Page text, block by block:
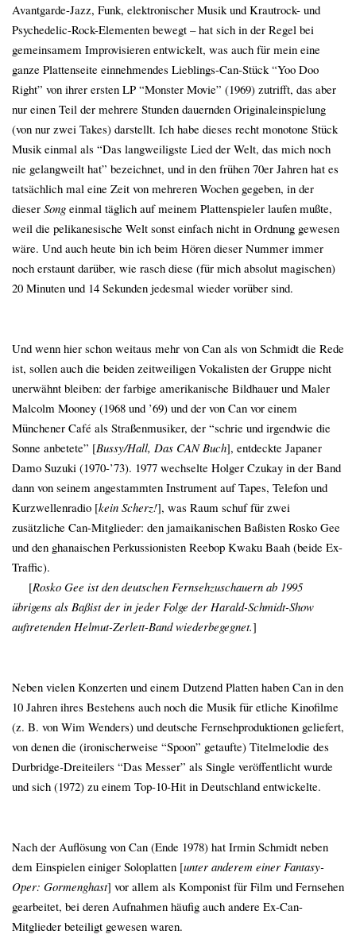
Avantgarde-Jazz, Funk, elektronischer Musik und Krautrock- und
Psychedelic-Rock-Elementen bewegt – hat sich in der Regel bei
gemeinsamem Improvisieren entwickelt, was auch für mein eine
ganze Plattenseite einnehmendes Lieblings-Can-Stück “Yoo Doo
Right” von ihrer ersten LP “Monster Movie” (1969) zutrifft, das aber
nur einen Teil der mehrere Stunden dauernden Originaleinspielung
(von nur zwei Takes) darstellt. Ich habe dieses recht monotone Stück
Musik einmal als “Das langweiligste Lied der Welt, das mich noch
nie gelangweilt hat” bezeichnet, und in den frühen 70er Jahren hat es
tatsächlich mal eine Zeit von mehreren Wochen gegeben, in der
dieser Song einmal täglich auf meinem Plattenspieler laufen mußte,
weil die pelikanesische Welt sonst einfach nicht in Ordnung gewesen
wäre. Und auch heute bin ich beim Hören dieser Nummer immer
noch erstaunt darüber, wie rasch diese (für mich absolut magischen)
20 Minuten und 14 Sekunden jedesmal wieder vorüber sind.
Und wenn hier schon weitaus mehr von Can als von Schmidt die Rede
ist, sollen auch die beiden zeitweiligen Vokalisten der Gruppe nicht
unerwähnt bleiben: der farbige amerikanische Bildhauer und Maler
Malcolm Mooney (1968 und ’69) und der von Can vor einem
Münchener Café als Straßenmusiker, der “schrie und irgendwie die
Sonne anbetete” [Bussy/Hall, Das CAN Buch], entdeckte Japaner
Damo Suzuki (1970-’73). 1977 wechselte Holger Czukay in der Band
dann von seinem angestammten Instrument auf Tapes, Telefon und
Kurzwellenradio [kein Scherz!], was Raum schuf für zwei
zusätzliche Can-Mitglieder: den jamaikanischen Baßisten Rosko Gee
und den ghanaischen Perkussionisten Reebop Kwaku Baah (beide Ex-
Traffic).
[Rosko Gee ist den deutschen Fernsehzuschauern ab 1995
übrigens als Baßist der in jeder Folge der Harald-Schmidt-Show
auftretenden Helmut-Zerlett-Bandwiederbegegnet.]
Neben vielen Konzerten und einem Dutzend Platten haben Can in den
10 Jahren ihres Bestehens auch noch die Musik für etliche Kinofilme
(z. B. von Wim Wenders) und deutsche Fernsehproduktionen geliefert,
von denen die (ironischerweise “Spoon” getaufte) Titelmelodie des
Durbridge-Dreiteilers “Das Messer” als Single veröffentlicht wurde
und sich (1972) zu einem Top-10-Hit in Deutschland entwickelte.
Nach der Auflösung von Can (Ende 1978) hat Irmin Schmidt neben
dem Einspielen einiger Soloplatten [unter anderem einer Fantasy-
Oper: Gormenghast] vor allem als Komponist für Film und Fernsehen
gearbeitet, bei deren Aufnahmen häufig auch andere Ex-Can-
Mitglieder beteiligt gewesen waren.